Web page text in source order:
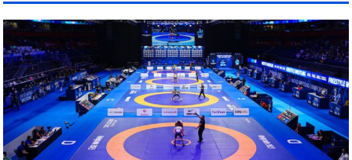
рекламные
ролики
и
презентации.